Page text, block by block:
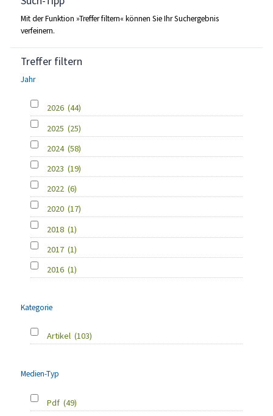
Mit der Funktion »Treffer filtern« können Sie Ihr Suchergebnis
verfeinern.
Treffer filtern
Jahr
2026 (44)
2025 (25)
2024 (58)
2023 (19)
2022 (6)
2020 (17)
2018 (1)
2017 (1)
2016 (1)
Kategorie
Artikel (103)
Medien-Typ
Pdf (49)